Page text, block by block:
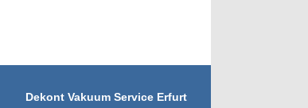
Dekont Vakuum Service Erfurt